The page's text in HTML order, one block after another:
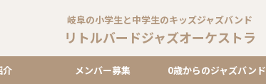
岐阜の小学生と中学生のキッズジャズバンド
リトルバードジャズオーケストラ
介 メンバー募集 0歳からのジャズバンド